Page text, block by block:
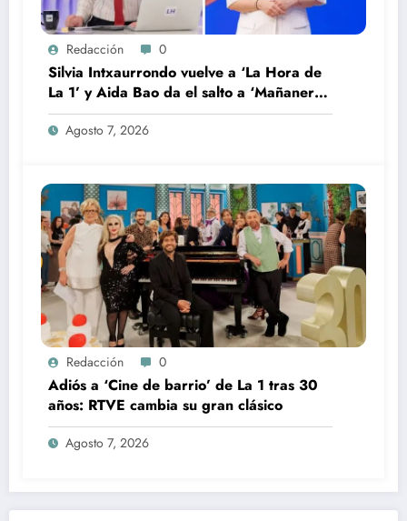
Redacción 0
Silvia Intxaurrondo vuelve a ‘La Hora de
La 1’ y Aida Bao da el salto a ‘Mañaneros
360’
Agosto 7, 2026
Redacción 0
Adiós a ‘Cine de barrio’ de La 1 tras 30
años: RTVE cambia su gran clásico
Agosto 7, 2026